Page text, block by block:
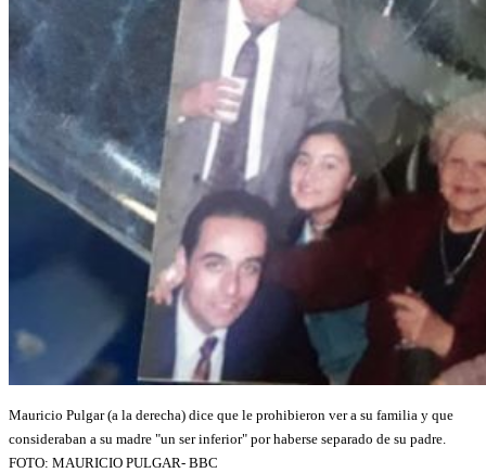
Mauricio Pulgar (a la derecha) dice que le prohibieron ver a su familia y que
consideraban a su madre "un ser inferior" por haberse separado de su padre.
FOTO: MAURICIO PULGAR- BBC